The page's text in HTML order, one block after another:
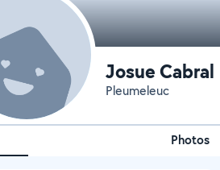
Josue Cabral
Pleumeleuc
Photos